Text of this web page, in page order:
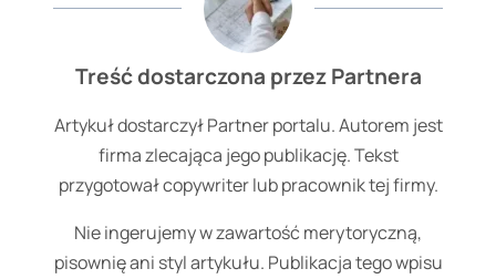
Treść dostarczona przez Partnera
Artykuł dostarczył Partner portalu. Autorem jest
firma zlecająca jego publikację. Tekst
przygotował copywriter lub pracownik tej firmy.
Nie ingerujemy w zawartość merytoryczną,
pisownię ani styl artykułu. Publikacja tego wpisu